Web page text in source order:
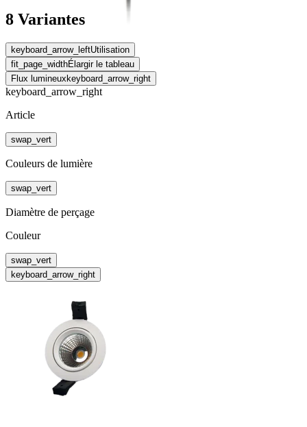
8 Variantes
keyboard_arrow_leftUtilisation
fit_page_widthÉlargir le tableau
Flux lumineux keyboard_arrow_right
keyboard_arrow_right
Article
swap_vert
Couleurs de lumière
swap_vert
Diamètre de perçage
Couleur
swap_vert
keyboard_arrow_right